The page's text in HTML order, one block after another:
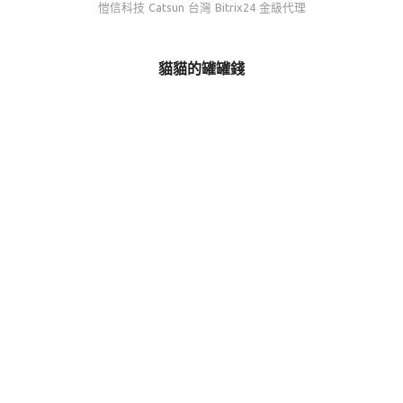
愷信科技 Catsun 台灣 Bitrix24 金級代理
貓貓的罐罐錢